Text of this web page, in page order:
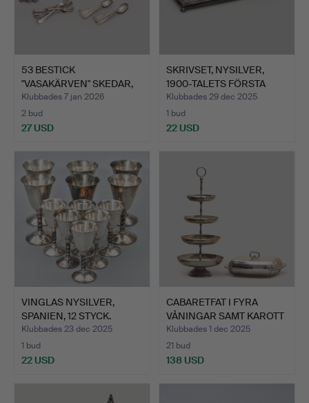
53 BESTICK
"VASAKÄRVEN" SKEDAR,
GAFFLAR, P…
Klubbades 7 jan 2026
2 bud
27 USD
SKRIVSET, NYSILVER,
1900-TALETS FÖRSTA
HÄL…
Klubbades 29 dec 2025
1 bud
22 USD
VINGLAS NYSILVER,
SPANIEN, 12 STYCK.
Klubbades 23 dec 2025
1 bud
22 USD
CABARETFAT I FYRA
VÅNINGAR SAMT KAROTT
MED…
Klubbades 1 dec 2025
21 bud
138 USD